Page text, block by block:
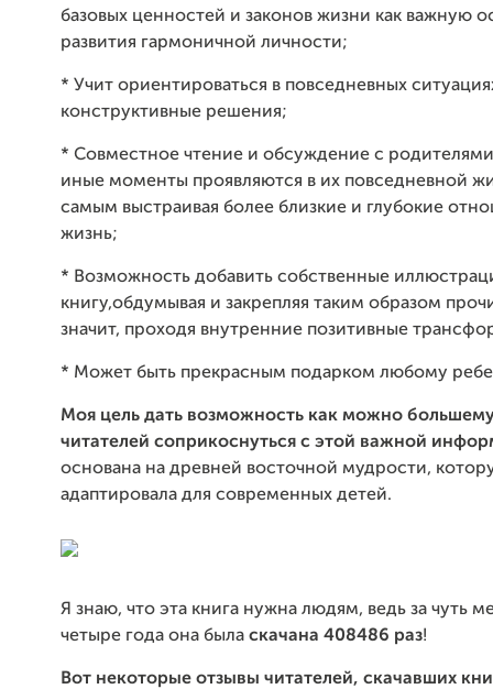
базовых ценностей и законов жизни как важную
развития гармоничной личности;
* Учит ориентироваться в повседневных
конструктивные решения;
* Совместное чтение и обсуждение с родителями
иные моменты проявляются в их повседневной
самым выстраивая более близкие и глубокие
жизнь;
* Возможность добавить собственные
книгу,обдумывая и закрепляя таким образом
значит, проходя внутренние позитивные
* Может быть прекрасным подарком любому
Моя цель дать возможность как можно
читателей соприкоснуться с этой важной
основана на древней восточной мудрости,
адаптировала для современных детей.
Я знаю, что эта книга нужна людям, ведь за чуть
четыре года она была скачана 408486 раз!
Вот некоторые отзывы читателей, скачавших